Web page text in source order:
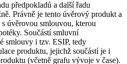
předpokladů a další řadu
Právně je tento úvěrový produkt a
úvěrovou smlouvou, kterou
Součástí smluvní
smlouvy i tzv. ESIP, tedy
produktu, jejichž součástí je i
(včetně grafu vývoje v čase).